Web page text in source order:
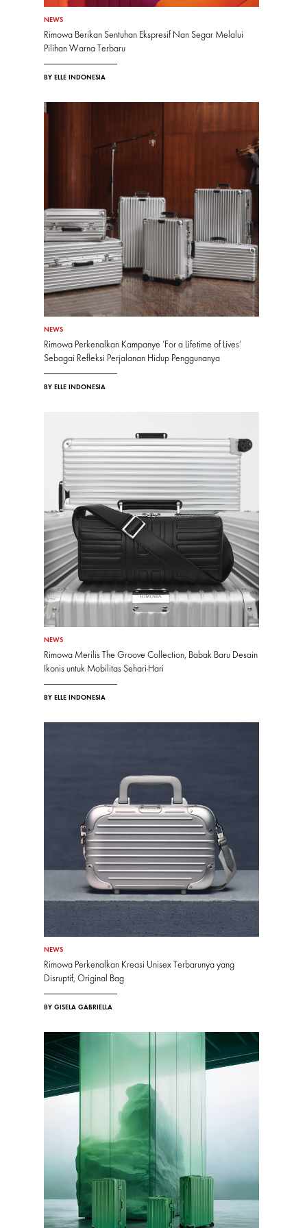
NEWS
Rimowa Berikan Sentuhan Ekspresif Nan Segar Melalui
Pilihan Warna Terbaru
BY ELLE INDONESIA
NEWS
Rimowa Perkenalkan Kampanye ‘For a Lifetime of Lives’
Sebagai Refleksi Perjalanan Hidup Penggunanya
BY ELLE INDONESIA
NEWS
Rimowa Merilis The Groove Collection, Babak Baru Desain
Ikonis untuk Mobilitas Sehari-Hari
BY ELLE INDONESIA
NEWS
Rimowa Perkenalkan Kreasi Unisex Terbarunya yang
Disruptif, Original Bag
BY GISELA GABRIELLA